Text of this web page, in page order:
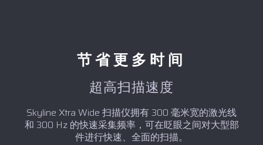
节省更多时间
超高扫描速度
Skyline Xtra Wide 扫描仪拥有 300 毫米宽的激光线
和 300 Hz 的快速采集频率，可在眨眼之间对大型部
件进行快速、全面的扫描。